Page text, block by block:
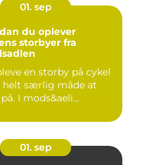
01. sep
du oplever
storbyer fra
en storby på cykel
helt særlig måde at
I mods&aeli...
01. sep